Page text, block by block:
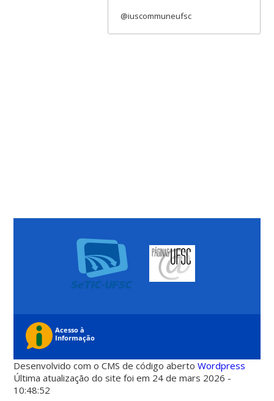
@iuscommuneufsc
Desenvolvido com o CMS de código abertoWordpress
Última atualização do site foi em 24 de mars 2026 -
10:48:52